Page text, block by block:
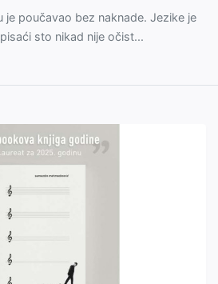
je poučavao bez naknade. Jezike je
sto nikad nije očist...